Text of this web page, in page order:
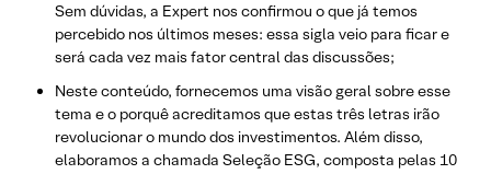
Sem dúvidas, a Expert nos confirmou o que já temos
percebido nos últimos meses: essa sigla veio para ficar e
será cada vez mais fator central das discussões;
Neste conteúdo, fornecemos uma visão geral sobre esse
tema e o porquê acreditamos que estas três letras irão
revolucionar o mundo dos investimentos. Além disso,
elaboramos a chamada Seleção ESG, composta pelas 10